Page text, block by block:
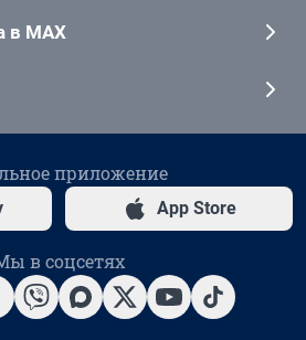
в MAX
приложение
App Store
в соцсетях